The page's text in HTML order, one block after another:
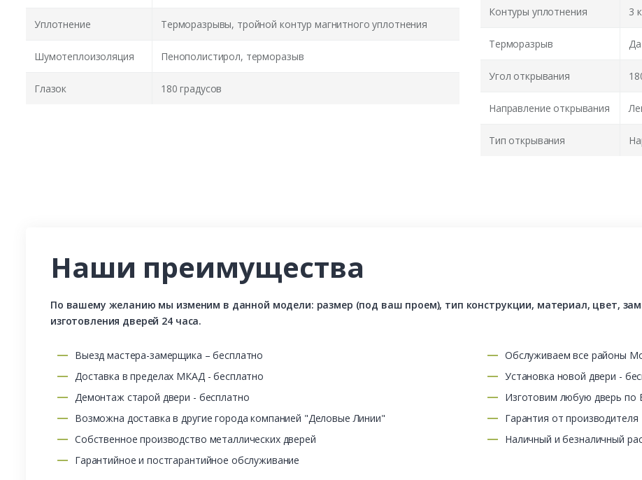
Уплотнение Терморазрывы, тройной контур магнитного уплотнения
Шумотеплоизоляция Пенополистирол, терморазыв
Глазок 180 градусов
Контуры уплотнения 3
Терморазрыв Да
Угол открывания
Направление открывания
Тип открывания
Наши преимущества
По вашему желанию мы изменим в данной модели: размер (под ваш проем), тип конструкции, материал, цвет,
изготовления дверей 24 часа.
Выезд мастера-замерщика – бесплатно
Доставка в пределах МКАД - бесплатно
Демонтаж старой двери - бесплатно
Возможна доставка в другие города компанией "Деловые Линии"
Собственное производство металлических дверей
Гарантийное и постгарантийное обслуживание
Обслуживаем все районы
Установка новой двери -
Изготовим любую дверь по
Гарантия от производителя
Наличный и безналичный